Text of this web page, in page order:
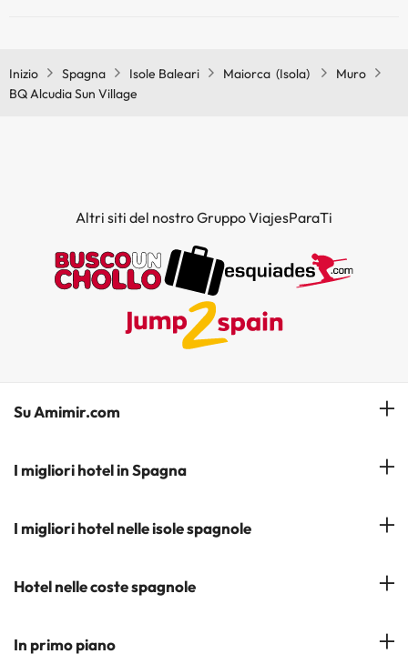
Inizio Spagna Isole Baleari Maiorca (Isola)
Muro
BQ Alcudia Sun Village
Altri siti del nostro Gruppo ViajesParaTi
Su Amimir.com
Il Nostro Team
Iscrivetevi alla nostra newsletter
I migliori hotel in Spagna
Hotel a Salou
Hotel a Cádiz
I migliori hotel nelle isole spagnole
Hotel a Tenerife
Hotel nelle coste spagnole
Costa del Sol
In primo piano